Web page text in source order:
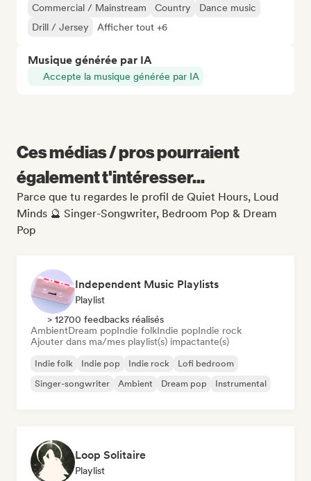
Commercial / Mainstream Country
Dance music
Drill / Jersey
Afficher tout +6
Musique générée par IA
Accepte la musique générée par IA
Ces médias / pros pourraient
également t'intéresser...
Parce que tu regardes le profil de Quiet Hours, Loud
Minds 🔮 Singer-Songwriter, Bedroom Pop & Dream
Pop
Independent Music Playlists
Playlist
> 12700 feedbacks réalisés
AmbientDream popIndie folkIndie popIndie rock
Ajouter dans ma/mes playlist(s) impactante(s)
Indie folk Indie pop Indie rock
Lofi bedroom
Singer-songwriter
Ambient Dream pop Instrumental
Loop Solitaire
Playlist